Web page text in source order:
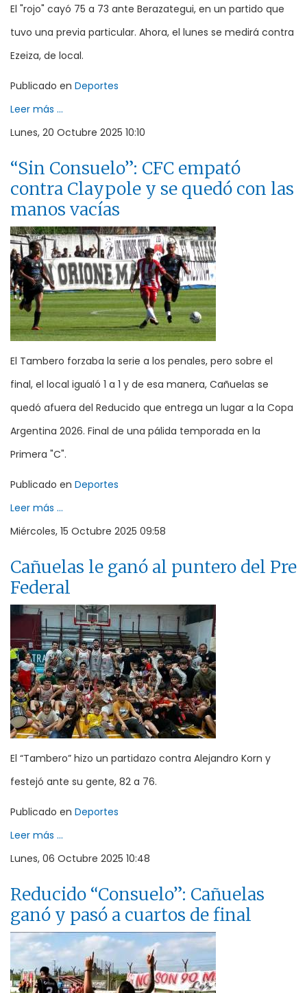
El "rojo" cayó 75 a 73 ante Berazategui, en un partido que
tuvo una previa particular. Ahora, el lunes se medirá contra
Ezeiza, de local.
Publicado en Deportes
Leer más ...
Lunes, 20 Octubre 2025 10:10
“Sin Consuelo”: CFC empató
contra Claypole y se quedó con las
manos vacías
El Tambero forzaba la serie a los penales, pero sobre el
final, el local igualó 1 a 1 y de esa manera, Cañuelas se
quedó afuera del Reducido que entrega un lugar a la Copa
Argentina 2026. Final de una pálida temporada en la
Primera "C".
Publicado en Deportes
Leer más ...
Miércoles, 15 Octubre 2025 09:58
Cañuelas le ganó al puntero del Pre
Federal
El “Tambero” hizo un partidazo contra Alejandro Korn y
festejó ante su gente, 82 a 76.
Publicado en Deportes
Leer más ...
Lunes, 06 Octubre 2025 10:48
Reducido “Consuelo”: Cañuelas
ganó y pasó a cuartos de final